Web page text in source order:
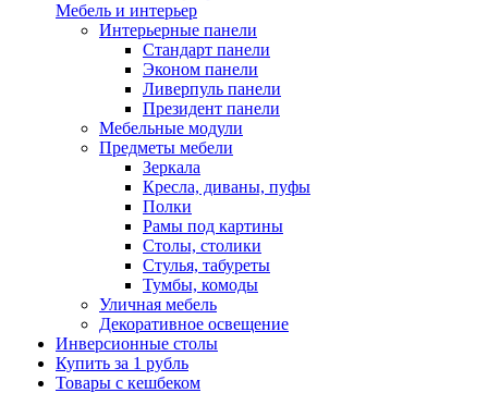
Мебель и интерьер
Интерьерные панели
Стандарт панели
Эконом панели
Ливерпуль панели
Президент панели
Мебельные модули
Предметы мебели
Зеркала
Кресла, диваны, пуфы
Полки
Рамы под картины
Столы, столики
Стулья, табуреты
Тумбы, комоды
Уличная мебель
Декоративное освещение
Инверсионные столы
Купить за 1 рубль
Товары с кешбеком